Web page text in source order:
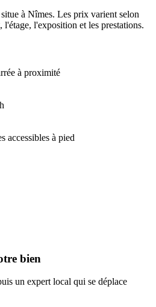
à Nîmes. Les prix varient selon
l'étage, l'exposition et les prestations.
à proximité
accessibles à pied
bien
un expert local qui se déplace